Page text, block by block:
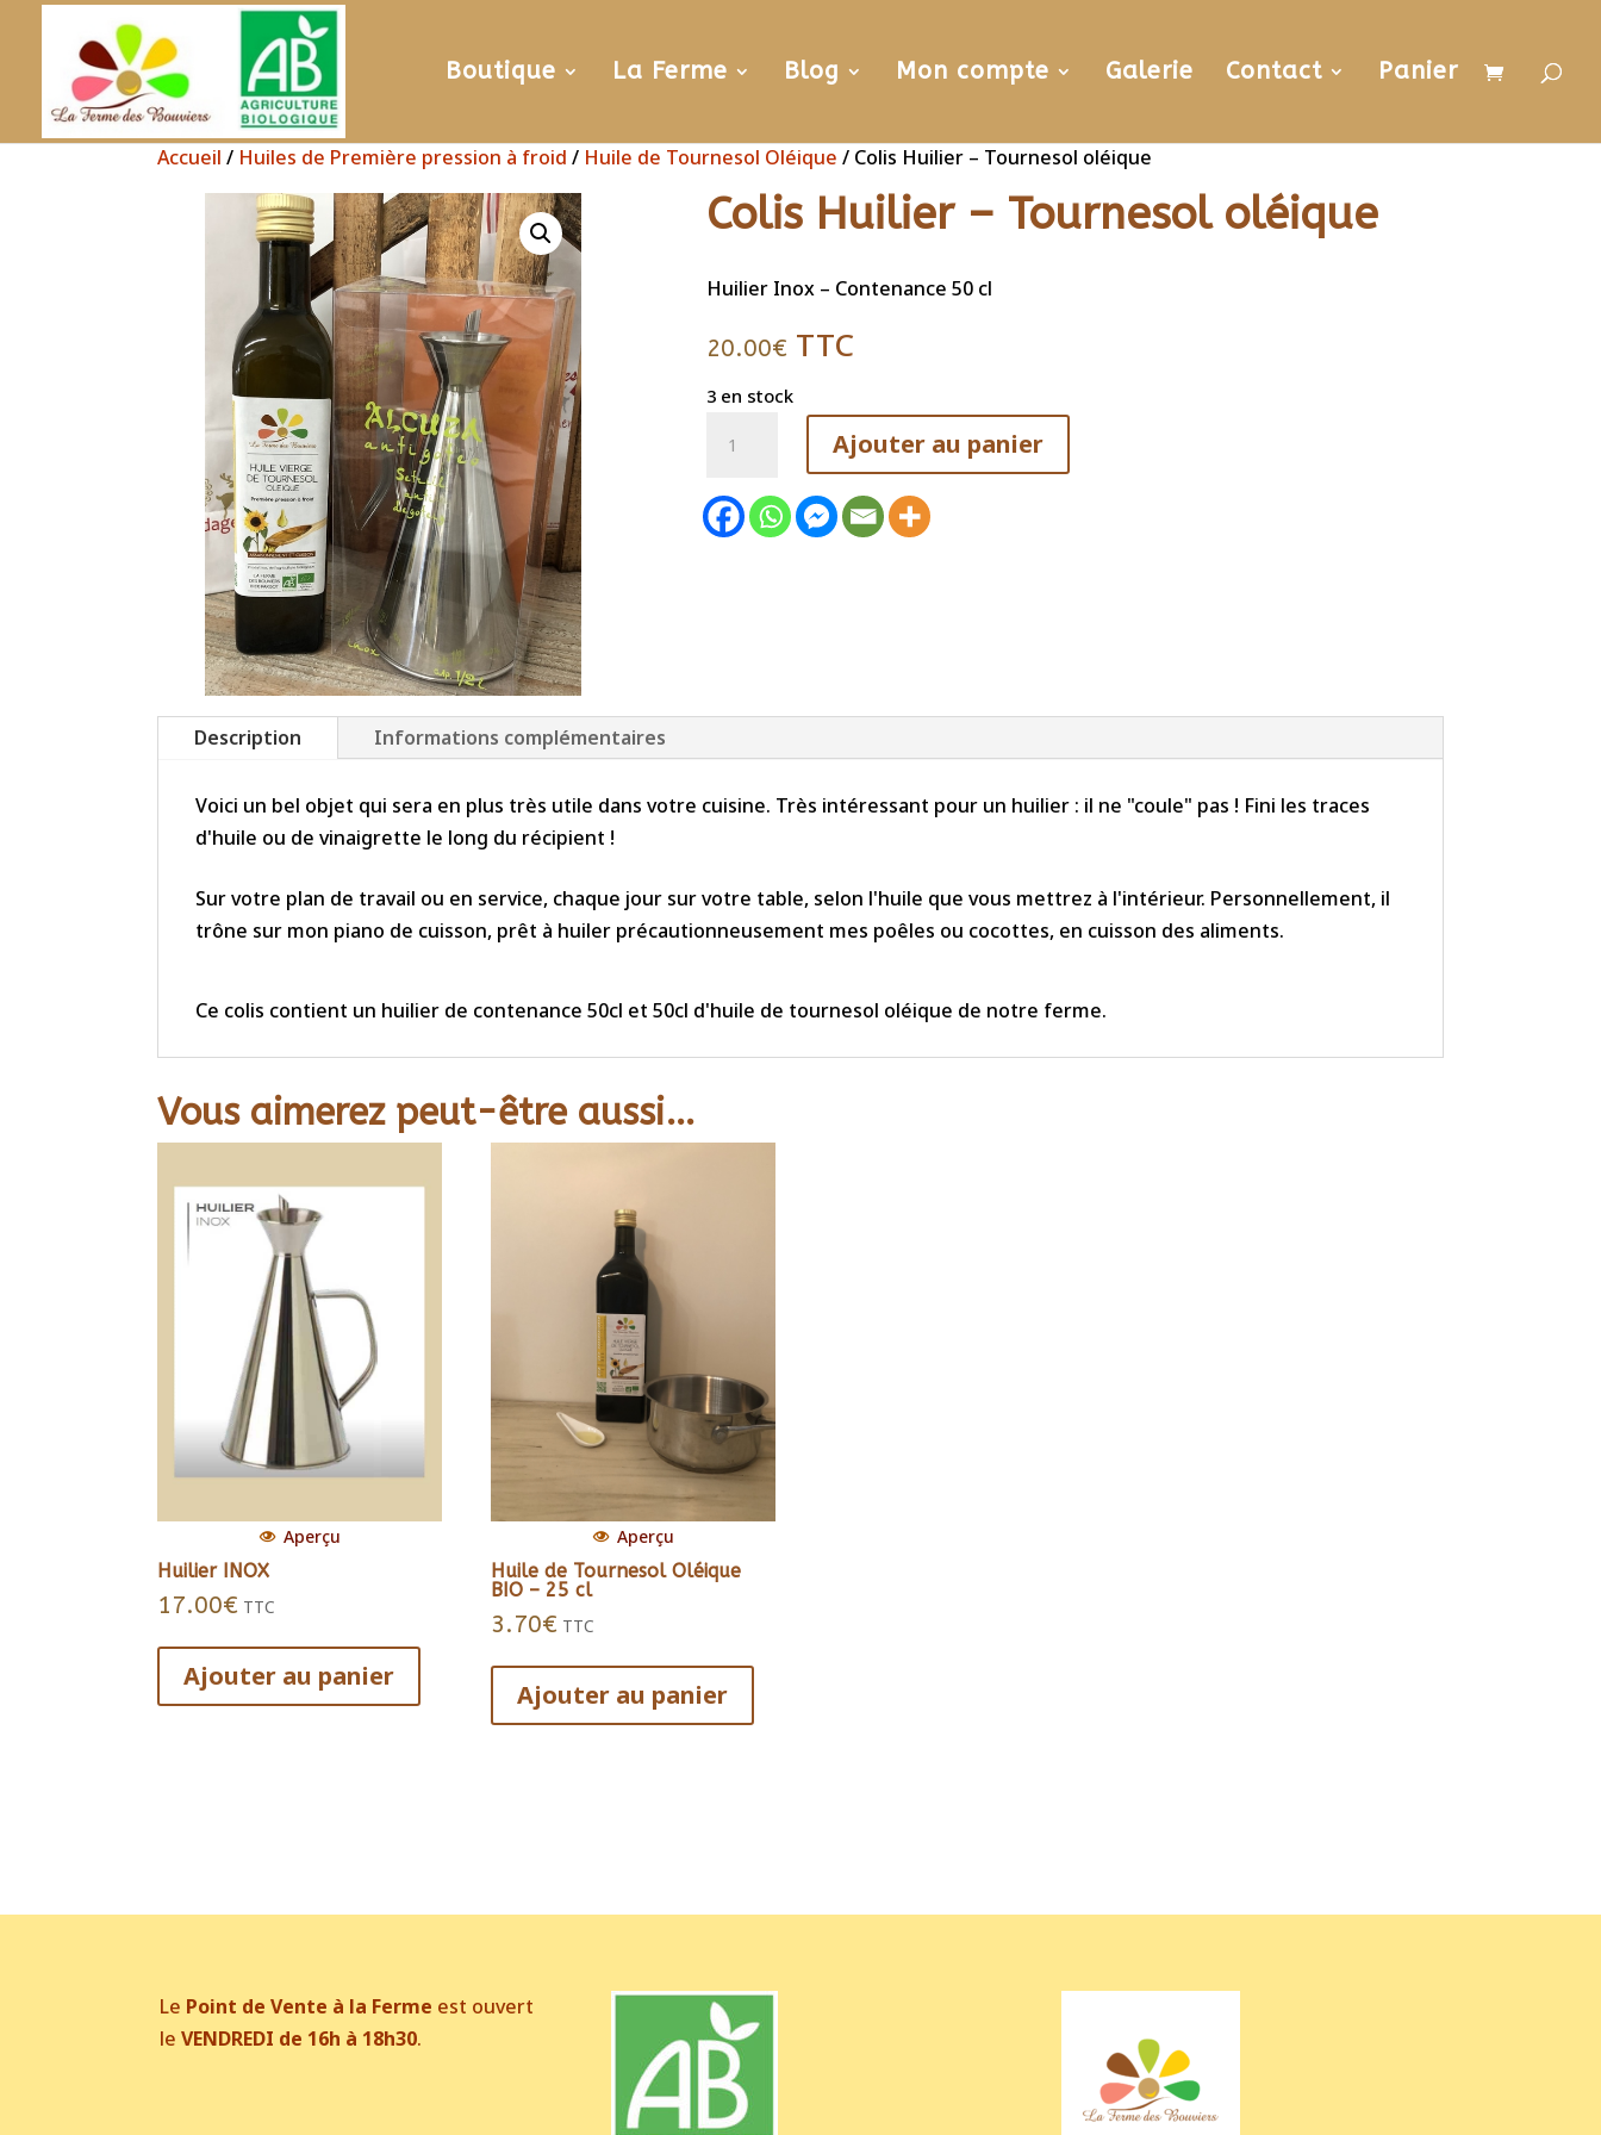
Boutique La Ferme Blog Mon compte Galerie Contact Panier
Accueil / Huiles de Première pression à froid / Huile de Tournesol Oléique / Colis Huilier – Tournesol oléique
Colis Huilier – Tournesol oléique
Huilier Inox – Contenance 50 cl
20.00€ TTC
3 en stock
Colis
Huilier
Ajouter au panier
Description Informations complémentaires
Voici un bel objet qui sera en plus très utile dans votre cuisine. Très intéressant pour un huilier : il ne "coule" pas ! Fini les traces
d'huile ou de vinaigrette le long du récipient !
Sur votre plan de travail ou en service, chaque jour sur votre table, selon l'huile que vous mettrez à l'intérieur. Personnellement, il
trône sur mon piano de cuisson, prêt à huiler précautionneusement mes poêles ou cocottes, en cuisson des aliments.
Ce colis contient un huilier de contenance 50cl et 50cl d'huile de tournesol oléique de notre ferme.
Vous aimerez peut-être aussi…
Aperçu
Huilier INOX
17.00€ TTC
Ajouter au panier
Aperçu
Huile de Tournesol Oléique
BIO – 25 cl
3.70€ TTC
Ajouter au panier
Le Point de Vente à la Ferme est ouvert
leVENDREDI de 16h à 18h30.